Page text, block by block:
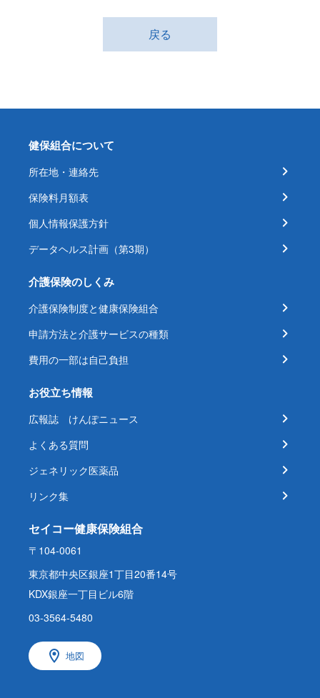
戻る
健保組合について
所在地・連絡先
保険料月額表
個人情報保護方針
データヘルス計画（第3期）
介護保険のしくみ
介護保険制度と健康保険組合
申請方法と介護サービスの種類
費用の一部は自己負担
お役立ち情報
広報誌 けんぽニュース
よくある質問
ジェネリック医薬品
リンク集
セイコー健康保険組合
〒104-0061
東京都中央区銀座1丁目20番14号
KDX銀座一丁目ビル6階
03-3564-5480
地図